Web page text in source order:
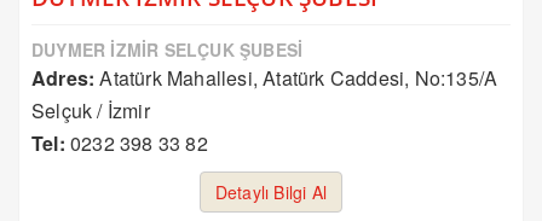
DUYMER İZMİR SELÇUK ŞUBESİ
Adres: Atatürk Mahallesi, Atatürk Caddesi, No:135/A
Selçuk / İzmir
Tel: 0232 398 33 82
Detaylı Bilgi Al